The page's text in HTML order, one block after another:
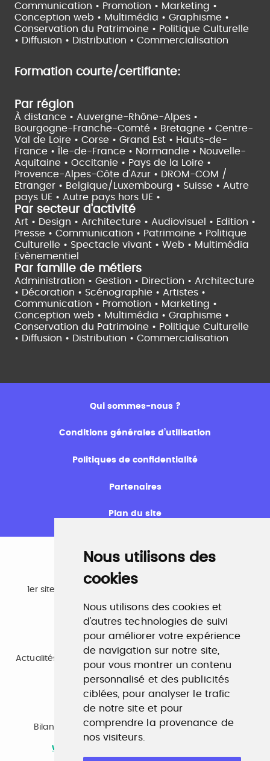
Nous utilisons des
cookies
Nous utilisons des cookies et
d'autres technologies de suivi
pour améliorer votre expérience
de navigation sur notre site,
pour vous montrer un contenu
personnalisé et des publicités
ciblées, pour analyser le trafic
de notre site et pour
comprendre la provenance de
nos visiteurs.
Communication • Promotion • Marketing •
Conception web • Multimédia • Graphisme •
Conservation du Patrimoine • Politique Culturelle
• Diffusion • Distribution • Commercialisation
Formation courte/certifiante:
Par région
À distance • Auvergne-Rhône-Alpes •
Bourgogne-Franche-Comté • Bretagne • Centre-
Val de Loire • Corse • Grand Est • Hauts-de-
France •
Île-de-France • Normandie • Nouvelle-
Aquitaine • Occitanie • Pays de la Loire •
Provence-Alpes-Côte d'Azur • DROM-COM /
Etranger • Belgique/Luxembourg • Suisse • Autre
pays UE • Autre pays hors UE •
Par secteur d'activité
Art • Design • Architecture • Audiovisuel • Edition •
Presse • Communication • Patrimoine • Politique
Culturelle • Spectacle vivant • Web • Multimédia
Evènementiel
Par famille de métiers
Administration • Gestion • Direction • Architecture
• Décoration • Scénographie • Artistes •
Communication • Promotion • Marketing •
Conception web • Multimédia • Graphisme •
Conservation du Patrimoine • Politique Culturelle
• Diffusion • Distribution • Commercialisation
Qui sommes-nous ?
Conditions générales d’utilisation
Politiques de confidentialité
Partenaires
Plan du site
Emploi
1er site emploi du secteur culturel 784.000 visites et
www.profilculture.com
Formation
Actualités, guide et annuaire des formations aux métiers
de la culture.
www.profilculture-formation.com
Accompagnement professionnel
Bilan de compétences, coaching, techniques de
recherche d'emploi, entretien conseil.
www.profilculture-competences.com